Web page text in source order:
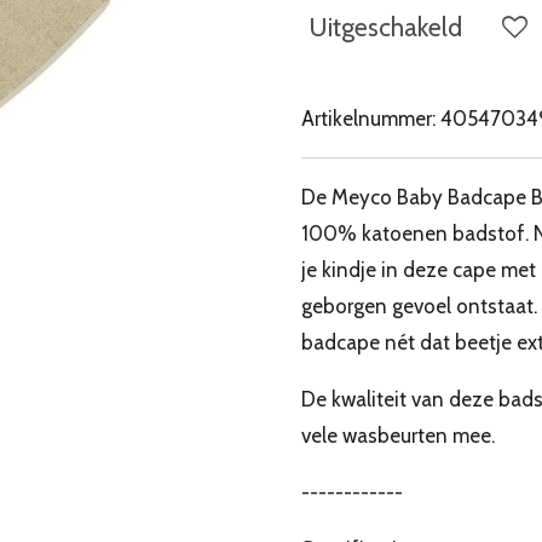
Uitgeschakeld
Artikelnummer:
De Meyco Baby Badcape
100% katoenen badstof.
je kindje in deze cape
geborgen gevoel
badcape nét dat beetje
De kwaliteit van deze
vele wasbeurten mee.
------------